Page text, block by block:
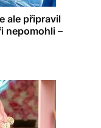
ale připravil
nepomohli –